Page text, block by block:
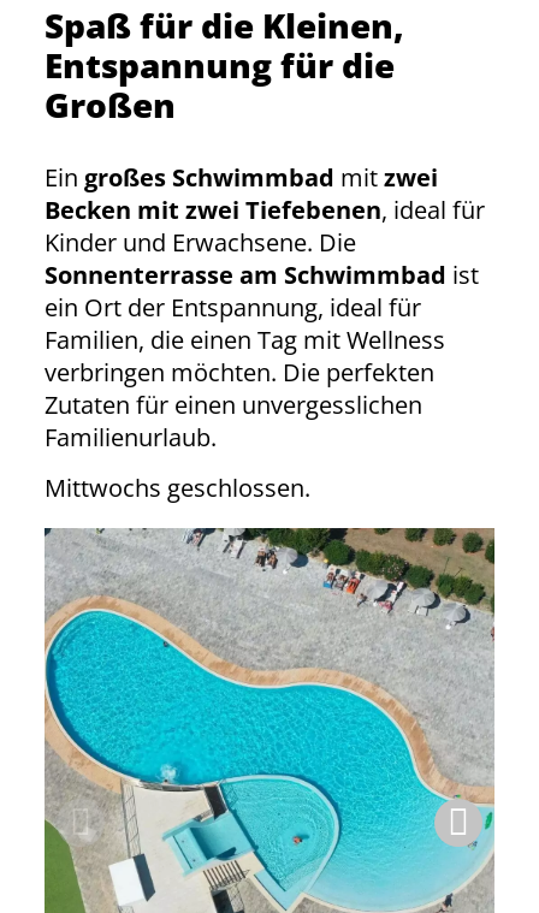
Spaß für die Kleinen,
Entspannung für die
Großen
Ein großes Schwimmbad mitzwei
Becken mit zwei Tiefebenen, ideal für
Kinder und Erwachsene. Die
Sonnenterrasse am Schwimmbad ist
ein Ort der Entspannung, ideal für
Familien, die einen Tag mit Wellness
verbringen möchten. Die perfekten
Zutaten für einen unvergesslichen
Familienurlaub.
Mittwochs geschlossen.